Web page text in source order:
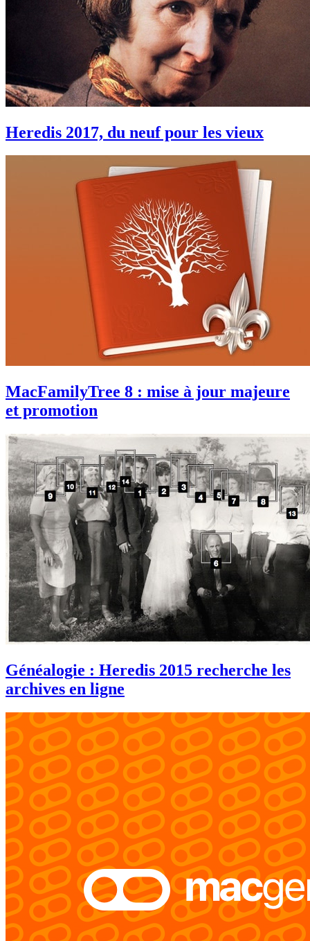
Heredis 2017, du neuf pour les vieux
MacFamilyTree 8 : mise à jour majeure
et promotion
Généalogie : Heredis 2015 recherche les
archives en ligne